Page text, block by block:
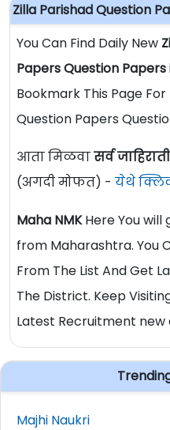
Zilla Parishad Question
You Can Find Daily New
Papers Question Papers
Bookmark This Page
Question Papers
आता मिळवासर्व जाहिराती
(अगदी मोफत) - येथे
Maha NMKHere You will
from Maharashtra. You
From The List And Get
The District. Keep
Latest Recruitment new
Majhi Naukri